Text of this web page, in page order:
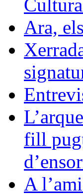
Ara,
fill
A